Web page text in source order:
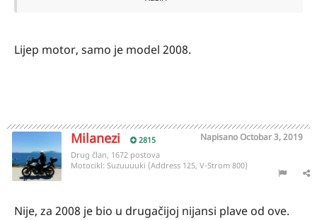
Lijep motor, samo je model 2008.
Milanezi 2815 NapisanoOctobar 3, 2019
Drug član, 1672 postova
Motocikl: Suzuuuuki (Address 125, V-Strom 800)
Nije, za 2008 je bio u drugačijoj nijansi plave od ove.